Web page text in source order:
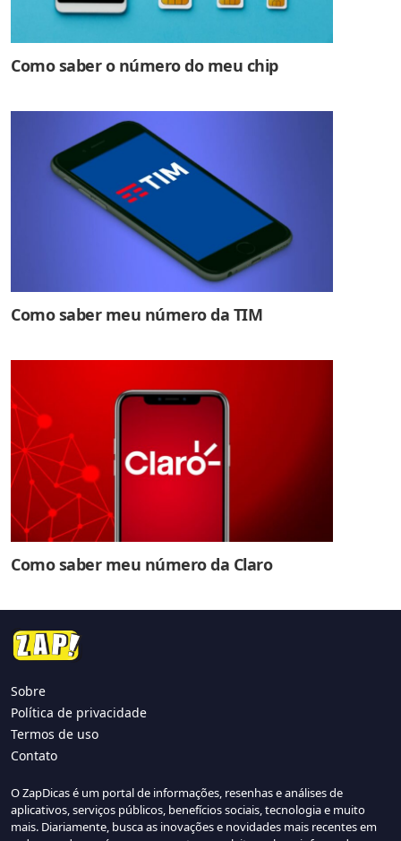
Como saber o número do meu chip
Como saber meu número da TIM
Como saber meu número da Claro
Sobre
Política de privacidade
Termos de uso
Contato
O ZapDicas é um portal de informações, resenhas e análises de
aplicativos, serviços públicos, benefícios sociais, tecnologia e muito
mais. Diariamente, busca as inovações e novidades mais recentes em